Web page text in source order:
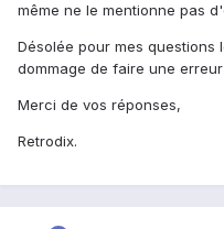
même ne le mentionne pas
Désolée pour mes questions
dommage de faire une erreur
Merci de vos réponses,
Retrodix.